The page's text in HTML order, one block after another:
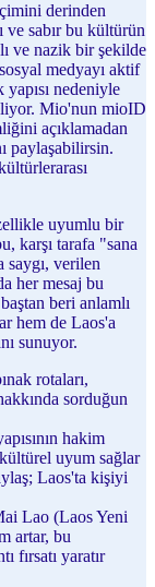
derinden
ve sabır bu kültürün
ve nazik bir şekilde
medyayı aktif
nedeniyle
Mio'nun mioID
açıklamadan
paylaşabilirsin.
uyumlu bir
karşı tarafa "sana
saygı, verilen
her mesaj bu
beri anlamlı
hem de Laos'a
sunuyor.
rotaları,
sorduğun
hakim
uyum sağlar
Laos'ta kişiyi
Lao (Laos Yeni
artar, bu
fırsatı yaratır